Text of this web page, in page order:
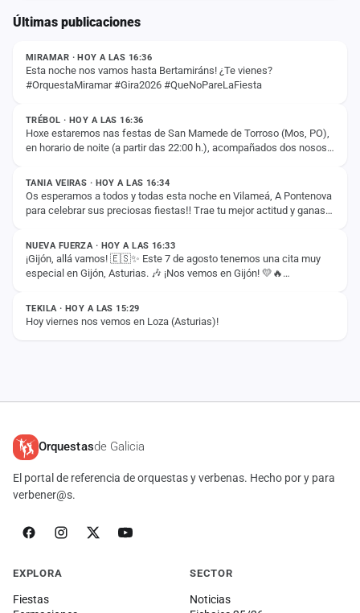
Últimas publicaciones
ESTADO
MIRAMAR · HOY A LAS 16:36
Esta noche nos vamos hasta Bertamiráns! ¿Te vienes?
#OrquestaMiramar #Gira2026 #QueNoPareLaFiesta
ESTADO
TRÉBOL · HOY A LAS 16:36
Hoxe estaremos nas festas de San Mamede de Torroso (Mos, PO),
en horario de noite (a partir das 22:00 h.), acompañados dos nosos
ESTADO
TANIA VEIRAS · HOY A LAS 16:34
Os esperamos a todos y todas esta noche en Vilameá, A Pontenova
para celebrar sus preciosas fiestas‼️ Trae tu mejor actitud y ganas
ESTADO
NUEVA FUERZA · HOY A LAS 16:33
¡Gijón, allá vamos! 🇪🇸✨ Este 7 de agosto tenemos una cita muy
especial en Gijón, Asturias. 🎶 ¡Nos vemos en Gijón! 💛🔥
ESTADO
TEKILA · HOY A LAS 15:29
Hoy viernes nos vemos en Loza (Asturias)!
Orquestasde Galicia
El portal de referencia de orquestas y verbenas. Hecho por y para
verbener@s.
EXPLORA
Fiestas
SECTOR
Noticias